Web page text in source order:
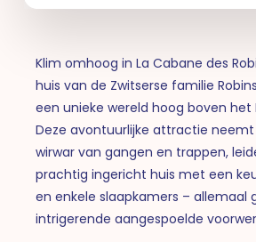
Klim omhoog in La Cabane des
huis van de Zwitserse familie
een unieke wereld hoog boven het
Deze avontuurlijke attractie
wirwar van gangen en trappen,
prachtig ingericht huis met een
en enkele slaapkamers – allemaal
intrigerende aangespoelde